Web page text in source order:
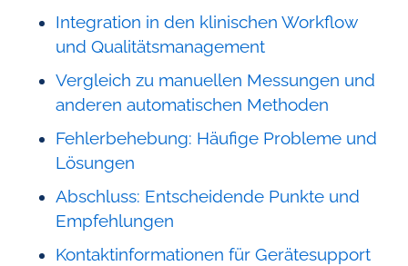
Integration in den klinischen Workflow
und Qualitätsmanagement
Vergleich zu manuellen Messungen und
anderen automatischen Methoden
Fehlerbehebung: Häufige Probleme und
Lösungen
Abschluss: Entscheidende Punkte und
Empfehlungen
Kontaktinformationen für Gerätesupport